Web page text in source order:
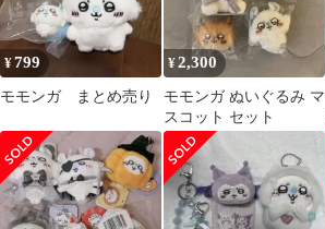
¥799
モモンガ まとめ売り
¥2,300
モモンガ ぬいぐるみ マ
スコット セット